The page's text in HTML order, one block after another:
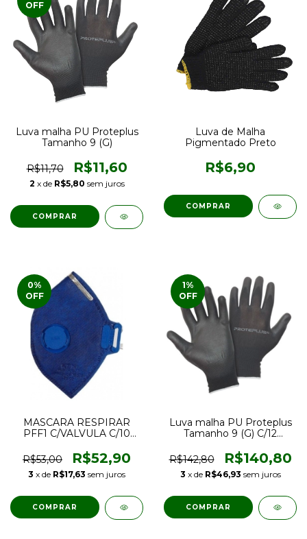
OFF
Luva malha PU Proteplus
Tamanho 9 (G)
R$11,70 R$11,60
2 x de R$5,80 sem juros
Luva de Malha
Pigmentado Preto
R$6,90
0%
OFF
MASCARA RESPIRAR
PFF1 C/VALVULA C/10
R$53,00
R$52,90
3 x de R$17,63 sem juros
1%
OFF
Luva malha PU Proteplus
Tamanho 9 (G) C/12
R$142,80
R$140,80
3 x de R$46,93 sem juros